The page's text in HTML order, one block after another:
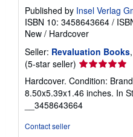
Published by Insel Verlag
ISBN 10: 3458643664 /
New / Hardcover
Seller: Revaluation Books
(5-star seller) Seller
rating
5
out
of
Hardcover. Condition:
8.50x5.39x1.46 inches. In
__3458643664
Contact seller